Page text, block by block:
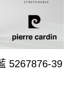
5267876-39